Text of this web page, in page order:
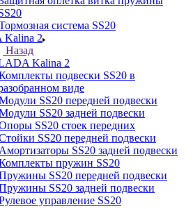
система SS20
2
Назад
Kalina 2
подвески SS20 в
виде
SS20 передней подвески
SS20 задней подвески
SS20 стоек передних
SS20 передней подвески
Амортизаторы SS20 задней подвески
пружин SS20
SS20 передней подвески
SS20 задней подвески
управление SS20